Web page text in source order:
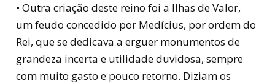
• Outra criação deste reino foi a Ilhas de Valor,
um feudo concedido por Medícius, por ordem do
Rei, que se dedicava a erguer monumentos de
grandeza incerta e utilidade duvidosa, sempre
com muito gasto e pouco retorno. Diziam os